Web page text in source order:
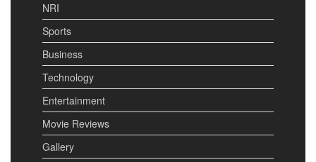
NRI
Sports
Business
Technology
Entertainment
Movie Reviews
Gallery